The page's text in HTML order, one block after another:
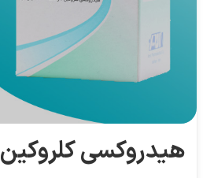
هیدروکسی کلروکین